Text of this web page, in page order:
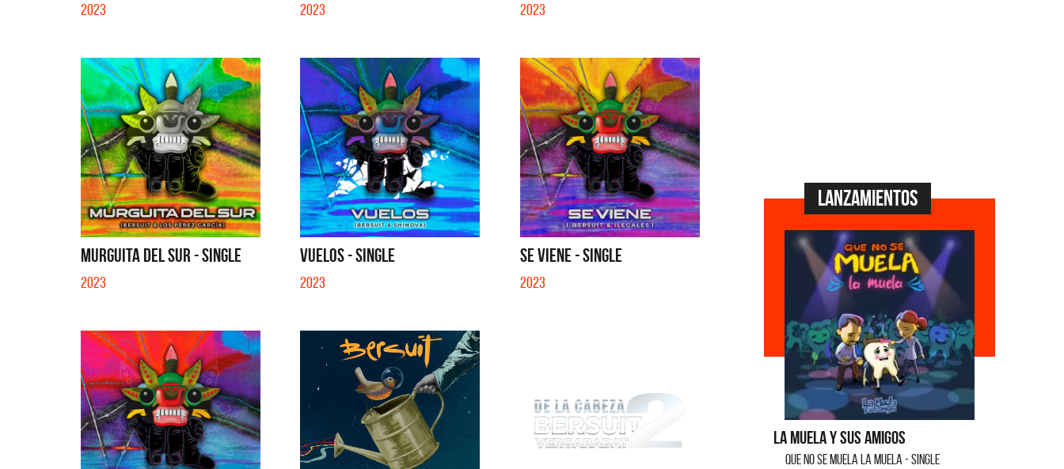
2023 2023 2023
MURGUITA DEL SUR - SINGLE
2023
VUELOS - SINGLE
2023
SE VIENE - SINGLE
2023
Lanzamientos
Benito Cerati
EN EL CIBER (LADO BE) - EP
La Muela y Sus Amigos La Muela y Sus Amigos
QUE NO SE MUELA LA MUELA - SINGLE